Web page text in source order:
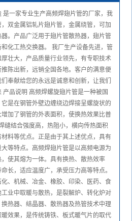
一家专业生产高频焊翅片管的厂家，我
双金属铝轧片翅片管，金属绕管，可加
。产品广泛用于翅片管散热器，翅片管
化工热交换器。 我厂生产设备先进，管
壮大，产品质量行业领先，有专职技术
陈出新，远销全国各地。客户的满意便
奉献给您的永远是诚意和创新，让我们
品说明 高频焊螺旋翅片管是一种被国
是在钢管外壁边缠绕边焊接呈螺旋状的
加了钢管的外表面积，使换热效果比普
缝结合强度高，热阻小，横向传热面积
料等优点。正是由于其上述优点，具有
等特点。高频焊翅片管是以高频电源为
使其熔为一体。具有换热、散热效率
长，适应温度广，承受压力高等特点。
、机械、冶金、橡胶、印染、医药、食
业中取暖与散热，是裂解炉、转化炉对
热器、结晶器、散热器及热管技术中理
效果，是传统铸铁、板式暖气片的取代